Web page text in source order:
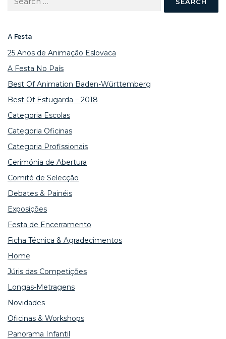
for:
A Festa
25 Anos de Animação Eslovaca
A Festa No País
Best Of Animation Baden-Württemberg
Best Of Estugarda – 2018
Categoria Escolas
Categoria Oficinas
Categoria Profissionais
Cerimónia de Abertura
Comité de Selecção
Debates & Painéis
Exposições
Festa de Encerramento
Ficha Técnica & Agradecimentos
Home
Júris das Competições
Longas-Metragens
Novidades
Oficinas & Workshops
Panorama Infantil